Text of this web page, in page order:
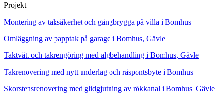
Projekt
Montering av taksäkerhet och gångbrygga på villa i Bomhus
Omläggning av papptak på garage i Bomhus, Gävle
Taktvätt och takrengöring med algbehandling i Bomhus, Gävle
Takrenovering med nytt underlag och råspontsbyte i Bomhus
Skorstensrenovering med glidgjutning av rökkanal i Bomhus, Gävle